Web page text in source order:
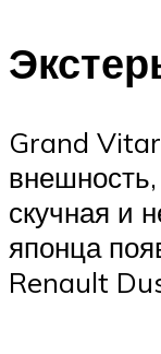
Grand
внешность,
скучная и
японца
Renault